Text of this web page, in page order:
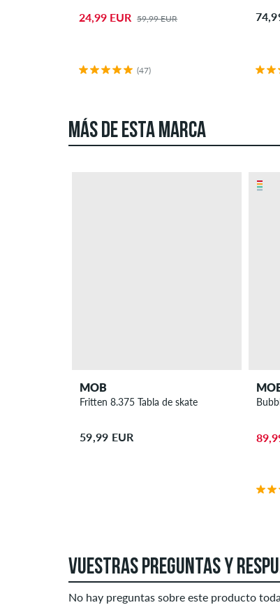
24,99 EUR 59,99 EUR
(47)
MÁS DE ESTA MARCA
MOB
Fritten 8.375 Tabla de skate
59,99 EUR
VUESTRAS PREGUNTAS Y
No hay preguntas sobre este producto